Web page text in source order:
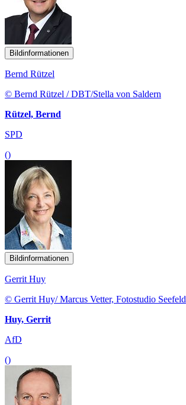
Bildinformationen
Bernd Rützel
© Bernd Rützel / DBT/Stella von Saldern
Rützel, Bernd
SPD
()
Bildinformationen
Gerrit Huy
© Gerrit Huy/ Marcus Vetter, Fotostudio Seefeld
Huy, Gerrit
AfD
()